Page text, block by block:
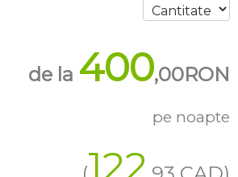
de la 400,00RON
pe noapte
122